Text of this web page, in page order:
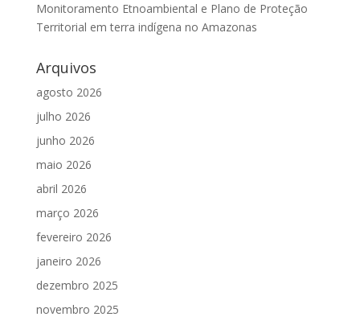
Monitoramento Etnoambiental e Plano de Proteção
Territorial em terra indígena no Amazonas
Arquivos
agosto 2026
julho 2026
junho 2026
maio 2026
abril 2026
março 2026
fevereiro 2026
janeiro 2026
dezembro 2025
novembro 2025